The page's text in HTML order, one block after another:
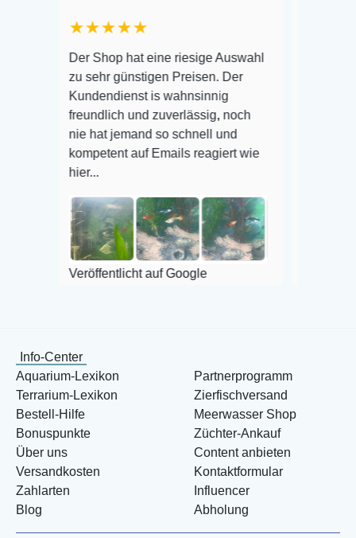
★★★★★
Der Shop hat eine riesige Auswahl
zu sehr günstigen Preisen. Der
Kundendienst is wahnsinnig
freundlich und zuverlässig, noch
nie hat jemand so schnell und
kompetent auf Emails reagiert wie
Veröffentlicht auf Google
Auswahl plus
Info-Center
Aquarium-Lexikon
Terrarium-Lexikon
Bestell-Hilfe
Bonuspunkte
Über uns
Versandkosten
Zahlarten
Blog
Partnerprogramm
Zierfischversand
Meerwasser Shop
Züchter-Ankauf
Content anbieten
Kontaktformular
Influencer
Abholung